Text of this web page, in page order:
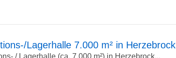
Lagerhalle 7.000 m² in Herzebrock
/ Lagerhalle (ca. 7.000 m²) in Herzebrock...